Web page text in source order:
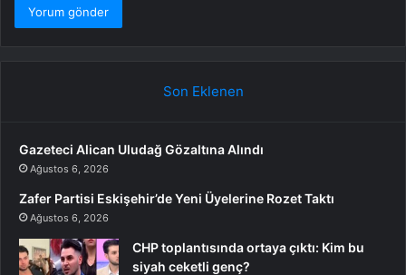
Son Eklenen
Gazeteci Alican Uludağ Gözaltına Alındı
Ağustos 6, 2026
Zafer Partisi Eskişehir’de Yeni Üyelerine Rozet Taktı
Ağustos 6, 2026
CHP toplantısında ortaya çıktı: Kim bu
siyah ceketli genç?